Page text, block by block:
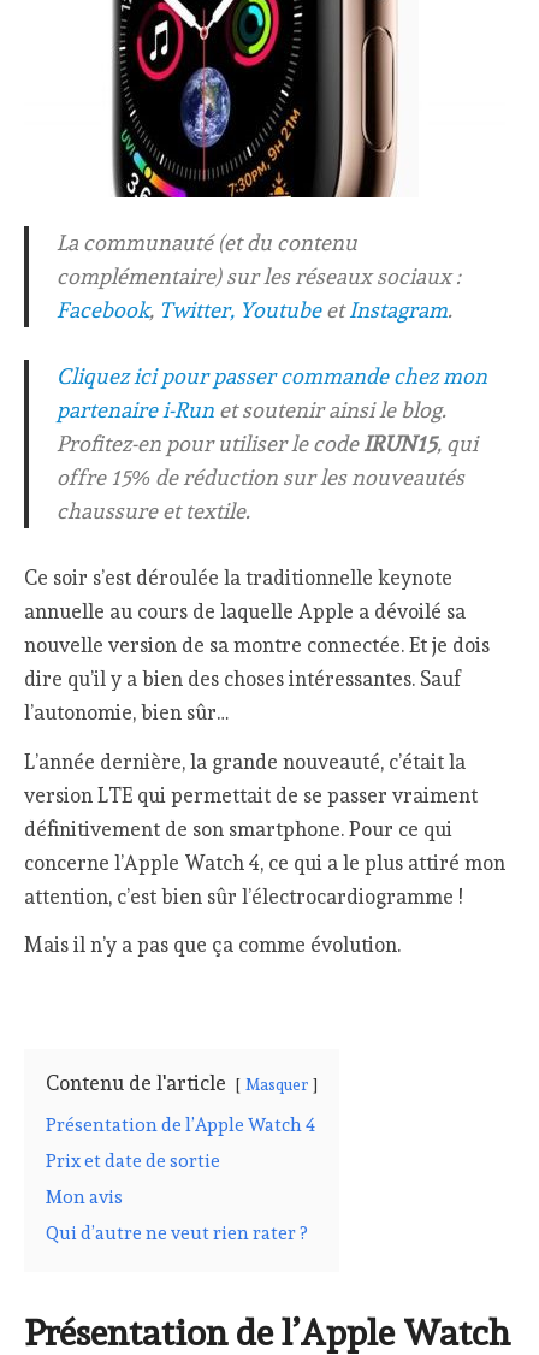
La communauté (et du contenu
complémentaire) sur les réseaux sociaux :
Facebook, Twitter, YoutubeetInstagram.
Cliquez ici pour passer commande chez mon
partenaire i-Runet soutenir ainsi le blog.
Profitez-en pour utiliser le codeIRUN15, qui
offre 15% de réduction sur les nouveautés
chaussure et textile.
Ce soir s’est déroulée la traditionnelle keynote
annuelle au cours de laquelle Apple a dévoilé sa
nouvelle version de sa montre connectée. Et je dois
dire qu’il y a bien des choses intéressantes. Sauf
l’autonomie, bien sûr…
L’année dernière, la grande nouveauté, c’était la
version LTE qui permettait de se passer vraiment
définitivement de son smartphone. Pour ce qui
concerne l’Apple Watch 4, ce qui a le plus attiré mon
attention, c’est bien sûr l’électrocardiogramme !
Mais il n’y a pas que ça comme évolution.
Contenu de l'article Masquer
Présentation de l’Apple Watch 4
Prix et date de sortie
Mon avis
Qui d’autre ne veut rien rater ?
Présentation de l’Apple Watch